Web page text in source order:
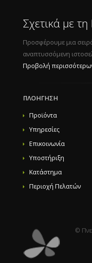
Σχετικά με
Προσφέρουμε μια
αναπτυσσόμενη
Προβολή
ΠΛΟΉΓΗΣΗ
Προϊόντα
Υπηρεσίες
Επικοινωνία
Υποστήριξη
Κατάστημα
Περιοχή Πελατών
©